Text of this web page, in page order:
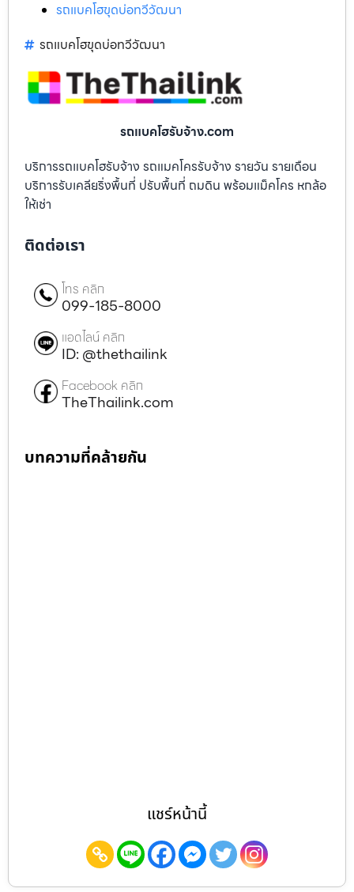
รถแบคโฮขุดบ่อทวีวัฒนา
รถแบคโฮขุดบ่อทวีวัฒนา
รถแบคโฮรับจ้าง.com
บริการรถแบคโฮรับจ้าง รถแมคโครรับจ้าง รายวัน รายเดือน
บริการรับเคลียริ่งพื้นที่ ปรับพื้นที่ ถมดิน พร้อมแม็คโคร หกล้อ
ให้เช่า
ติดต่อเรา
โทร คลิก
099-185-8000
แอดไลน์ คลิก
ID: @thethailink
Facebook คลิก
TheThailink.com
บทความที่คล้ายกัน
แชร์หน้านี้